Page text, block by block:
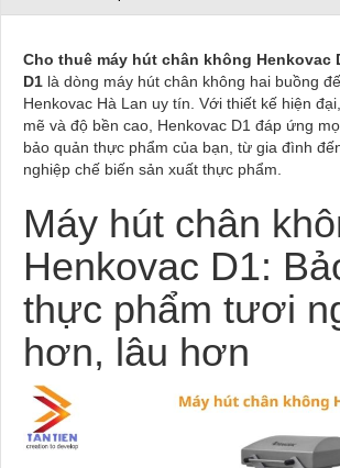
Cho thuê máy hút chân không Henkovac
D1 là dòng máy hút chân không hai buồng
Henkovac Hà Lan uy tín. Với thiết kế hiện
mẽ và độ bền cao, Henkovac D1 đáp ứng
bảo quản thực phẩm của bạn, từ gia đình
nghiệp chế biến sản xuất thực phẩm.
Máy hút chân
Henkovac D1:
thực phẩm tươi
hơn, lâu hơn